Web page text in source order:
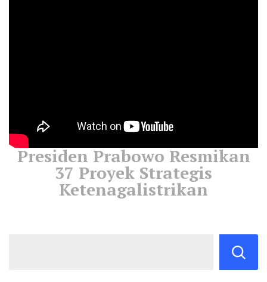
Presiden Prabowo Resmikan
37 Proyek Strategis
Ketenagalistrikan